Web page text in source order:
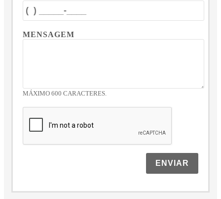
MENSAGEM
MÁXIMO 600 CARACTERES.
ENVIAR